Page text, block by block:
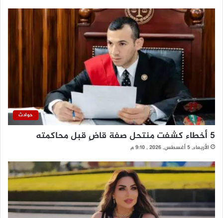
حوادث
5 أخطاء كشفت منتحل صفة قاضٍ قبل محاكمته
الأربعاء, 5 أغسطس, 2026 , 9:10 م